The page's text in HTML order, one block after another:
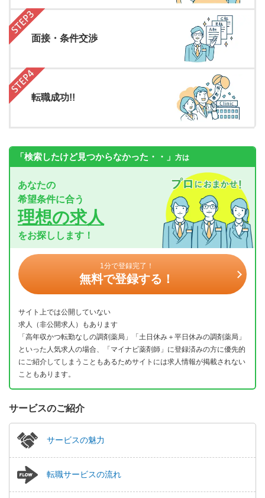
面接・条件交渉
転職成功!!
「検索したけど見つからなかった・・」 方は
あなたの
希望条件に合う
理想の求人
をお探しします！
1分で登録完了！
無料で登録する！
サイト上では公開していない
求人（非公開求人）もあります
「高年収かつ転勤なしの調剤薬局」「土日休み＋平日休みの調剤薬局」
といった人気求人の場合、「マイナビ薬剤師」に登録済みの方に優先的
にご紹介してしまうこともあるためサイトには求人情報が掲載されない
こともあります。
サービスのご紹介
サービスの魅力
転職サービスの流れ